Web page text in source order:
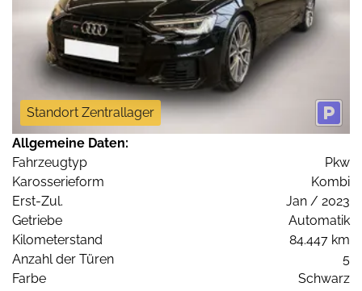
Standort Zentrallager
Allgemeine Daten:
Fahrzeugtyp
Pkw
Karosserieform
Kombi
Erst-Zul.
Jan / 2023
Getriebe
Automatik
Kilometerstand
84.447 km
Anzahl der Türen
5
Farbe
Schwarz